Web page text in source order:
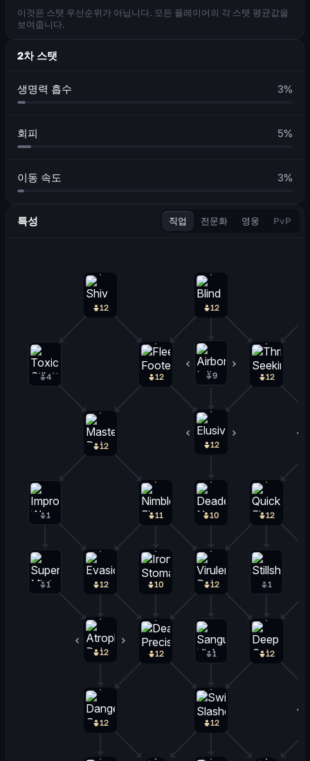
이것은 스탯 우선순위가 아닙니다. 모든 플레이어의 각 스탯 평균값을
보여줍니다.
2차 스탯
생명력 흡수 3%
회피 5%
이동 속도 3%
특성 직업 전문화 영웅 PvP
12
12
12
12
12
12
12
12
12
12
12
12
12
12
11 10
10
9
4
1
1
1
1